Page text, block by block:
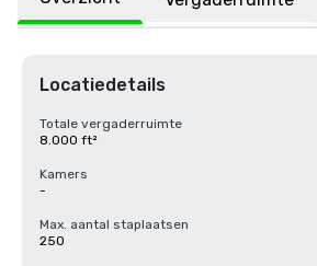
Locatiedetails
Totale vergaderruimte
8.000 ft²
Kamers
-
Max. aantal staplaatsen
250